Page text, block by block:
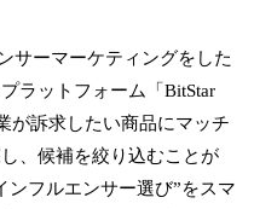
サーマーケティングをした
ラットフォーム「BitStar
が訴求したい商品にマッチ
、候補を絞り込むことが
ンフルエンサー選び”をスマ